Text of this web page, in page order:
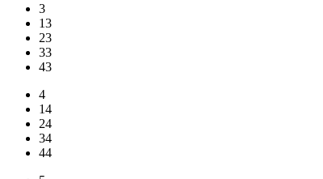
3
13
23
33
43
4
14
24
34
44